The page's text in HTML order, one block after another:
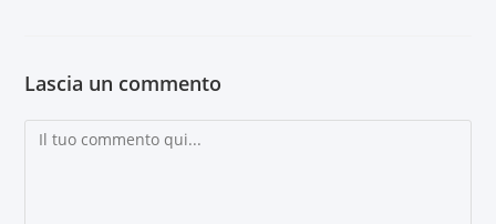
Lascia un commento